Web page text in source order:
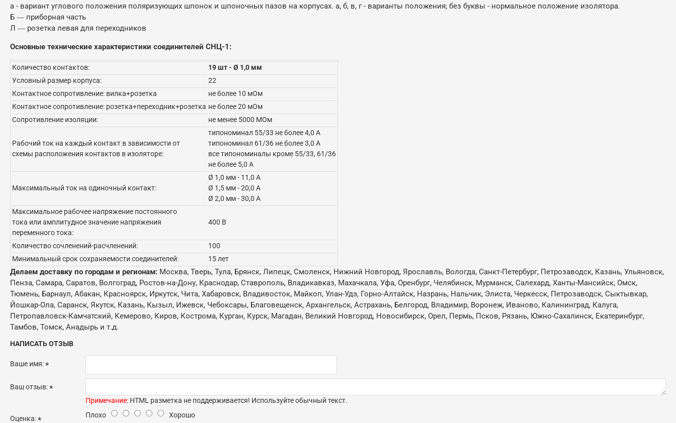
а - вариант углового положения поляризующих шпонок и шпоночных пазов на корпусах. а, б, в, г - варианты положения; без буквы - нормальное положение изолятора.
Б ― приборная часть
Л ― розетка левая для переходников
Основные технические характеристики соединителей СНЦ-1:
Количество контактов:
19 шт - Ø 1,0 мм
Условный размер корпуса:
22
Контактное сопротивление: вилка+розетка
не более 10 мОм
Контактное сопротивление: розетка+переходник+розетка не более 20 мОм
Сопротивление изоляции:
не менее 5000 МОм
Рабочий ток на каждый контакт в зависимости от
схемы расположения контактов в изоляторе:
типономинал 55/33 не более 4,0 А
типономинал 61/36 не более 3,0 А
все типономиналы кроме 55/33, 61/36
не более 5,0 А
Максимальный ток на одиночный контакт:
Ø 1,0 мм - 11,0 А
Ø 1,5 мм - 20,0 А
Ø 2,0 мм - 30,0 А
Максимальное рабочее напряжение постоянного
тока или амплитудное значение напряжения
переменного тока:
400 В
Количество сочленений-расчленений:
100
Минимальный срок сохраняемости соединителей:
15 лет
Делаем доставку по городам и регионам: Москва, Тверь, Тула, Брянск, Липецк, Смоленск, Нижний Новгород, Ярославль, Вологда, Санкт-Петербург, Петрозаводск, Казань, Ульяновск,
Пенза, Самара, Саратов, Волгоград, Ростов-на-Дону, Краснодар, Ставрополь, Владикавказ, Махачкала, Уфа, Оренбург, Челябинск, Мурманск, Салехард, Ханты-Мансийск, Омск,
Тюмень, Барнаул, Абакан, Красноярск, Иркутск, Чита, Хабаровск, Владивосток, Майкоп, Улан-Удэ, Горно-Алтайск, Назрань, Нальчик, Элиста, Черкесск, Петрозаводск, Сыктывкар,
Йошкар-Ола, Саранск, Якутск, Казань, Кызыл, Ижевск, Чебоксары, Благовещенск, Архангельск, Астрахань, Белгород, Владимир, Воронеж, Иваново, Калининград, Калуга,
Петропавловск-Камчатский, Кемерово, Киров, Кострома, Курган, Курск, Магадан, Великий Новгород, Новосибирск, Орел, Пермь, Псков, Рязань, Южно-Сахалинск, Екатеринбург,
Тамбов, Томск, Анадырь и т.д.
НАПИСАТЬ ОТЗЫВ
Ваше имя:
Ваш отзыв:
Примечание: HTML разметка не поддерживается! Используйте обычный текст.
Оценка: Плохо Хорошо